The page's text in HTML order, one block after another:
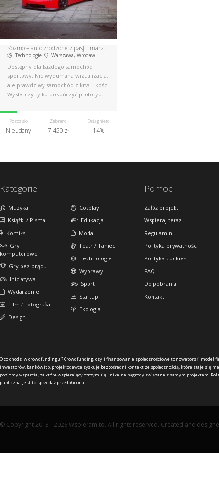
Kozmo – auto zrodzone z pasji i marzeń
Technologie Warszawa, Wrocław
Dostępny dla każdego samochód
sportowy. Nie wydumana wizualizacja,
ale prawdziwy samochód z krwi i kości.
Wystarczy tylko dokończyć prototyp…
Pozostało
Nieudany
Zebrano
7 450 zł
Osiągnięto
14%
Kategorie
Muzyka
Książki / Pisma
Komiks
Gry
komputerowe
Gry bez prądu
Inicjatywa
Wydarzenie
Film / Fotografia
Design
Cosplay
Edukacja
Moda
Teatr / Taniec
Technologie
Wyprawy
Sport
Startup
Ekologia
Pomoc
Załóż projekt
Wspieraj teraz
Regulamin
Polityka prywatności
Polityka cookies
FAQ
Do pobrania
Kontakt
O co chodzi w crowdfundingu ?Crowdfunding, czyli finansowanie społecznościowe to nowatorski model
inwestorów, banków itp. projektodawca zyskuje bezpośredni kontakt ze społecznością, która staje się
poziomy wsparcia, za które wspierający otrzymują unikalne nagrody związane z samym projektem.
publiczna. Jest to sprzedaż przedpłacona.
© Copyright 2013 - 2026 Wspieram.to. All rights reserved. Created and